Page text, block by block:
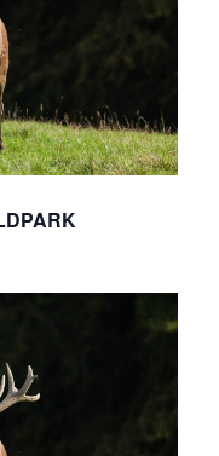
U
N
D
A
I
O
N